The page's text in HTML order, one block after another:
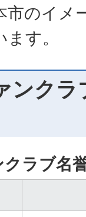
市のイメ
す。
ンクラ
ラブ名